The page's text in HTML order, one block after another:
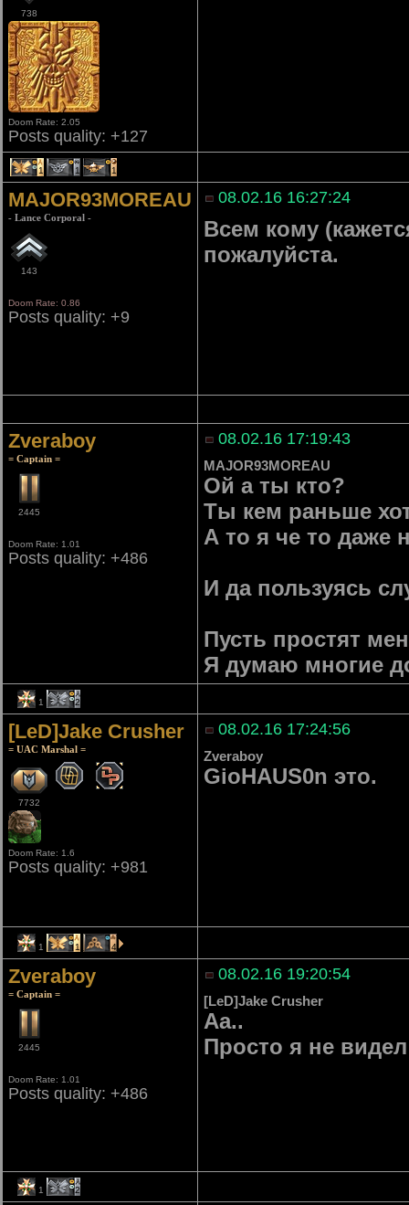
738
Doom Rate: 2.05
Posts quality: +127
1 1 1
MAJOR93MOREAU
- Lance Corporal -
143
Doom Rate: 0.86
Posts quality: +9
08.02.16 16:27:24
Всем кому
пожалуйста.
Zveraboy
= Captain =
2445
Doom Rate: 1.01
Posts quality: +486
08.02.16 17:19:43
MAJOR93MOREAU
Ой а ты кто?
Ты кем раньше
А то я че то
И да пользуясь
Пусть простят
Я думаю многие
1 2
[LeD]Jake Crusher
= UAC Marshal =
7732
Doom Rate: 1.6
Posts quality: +981
08.02.16 17:24:56
Zveraboy
GioHAUS0n это.
1 1 4
Zveraboy
= Captain =
2445
Doom Rate: 1.01
Posts quality: +486
08.02.16 19:20:54
[LeD]Jake Crusher
Аа..
Просто я не
1 2